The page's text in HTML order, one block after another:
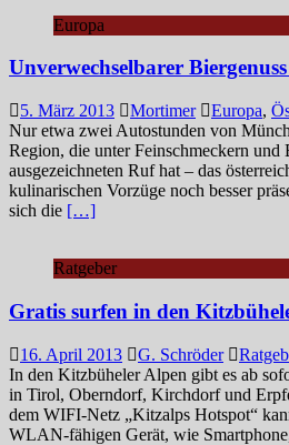
Europa
Unverwechselbarer
5. März 2013 Mortimer Europa,
Nur etwa zwei Autostunden von
Region, die unter Feinschmeckern und
ausgezeichneten Ruf hat – das
kulinarischen Vorzüge noch besser
sich die […]
Ratgeber
Gratis surfen in den
16. April 2013 G. Schröder
In den Kitzbüheler Alpen gibt es ab
in Tirol, Oberndorf, Kirchdorf und
dem WIFI-Netz „Kitzalps Hotspot“
WLAN-fähigen Gerät, wie